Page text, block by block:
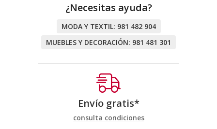
¿Necesitas ayuda?
MODA Y TEXTIL: 981 482 904
MUEBLES Y DECORACIÓN: 981 481 301
Envío gratis*
consulta condiciones